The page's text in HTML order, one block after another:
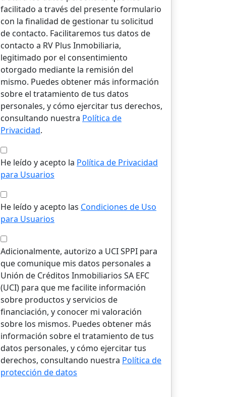
facilitado a través del presente formulario
con la finalidad de gestionar tu solicitud
de contacto. Facilitaremos tus datos de
contacto a RV Plus Inmobiliaria,
legitimado por el consentimiento
otorgado mediante la remisión del
mismo. Puedes obtener más información
sobre el tratamiento de tus datos
personales, y cómo ejercitar tus derechos,
consultando nuestra Política de
Privacidad.
He leído y acepto la Política de Privacidad
para Usuarios
He leído y acepto las Condiciones de Uso
para Usuarios
Adicionalmente, autorizo a UCI SPPI para
que comunique mis datos personales a
Unión de Créditos Inmobiliarios SA EFC
(UCI) para que me facilite información
sobre productos y servicios de
financiación, y conocer mi valoración
sobre los mismos. Puedes obtener más
información sobre el tratamiento de tus
datos personales, y cómo ejercitar tus
derechos, consultando nuestra Política de
protección de datos